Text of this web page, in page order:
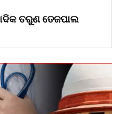
ତରୁଣ ତେଜପାଲ